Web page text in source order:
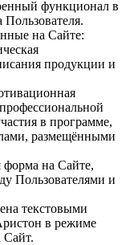
функционал в
Пользователя.
на Сайте:
продукции и
в программе,
размещёнными
на Сайте,
Пользователями и
текстовыми
в режиме
Сайт.